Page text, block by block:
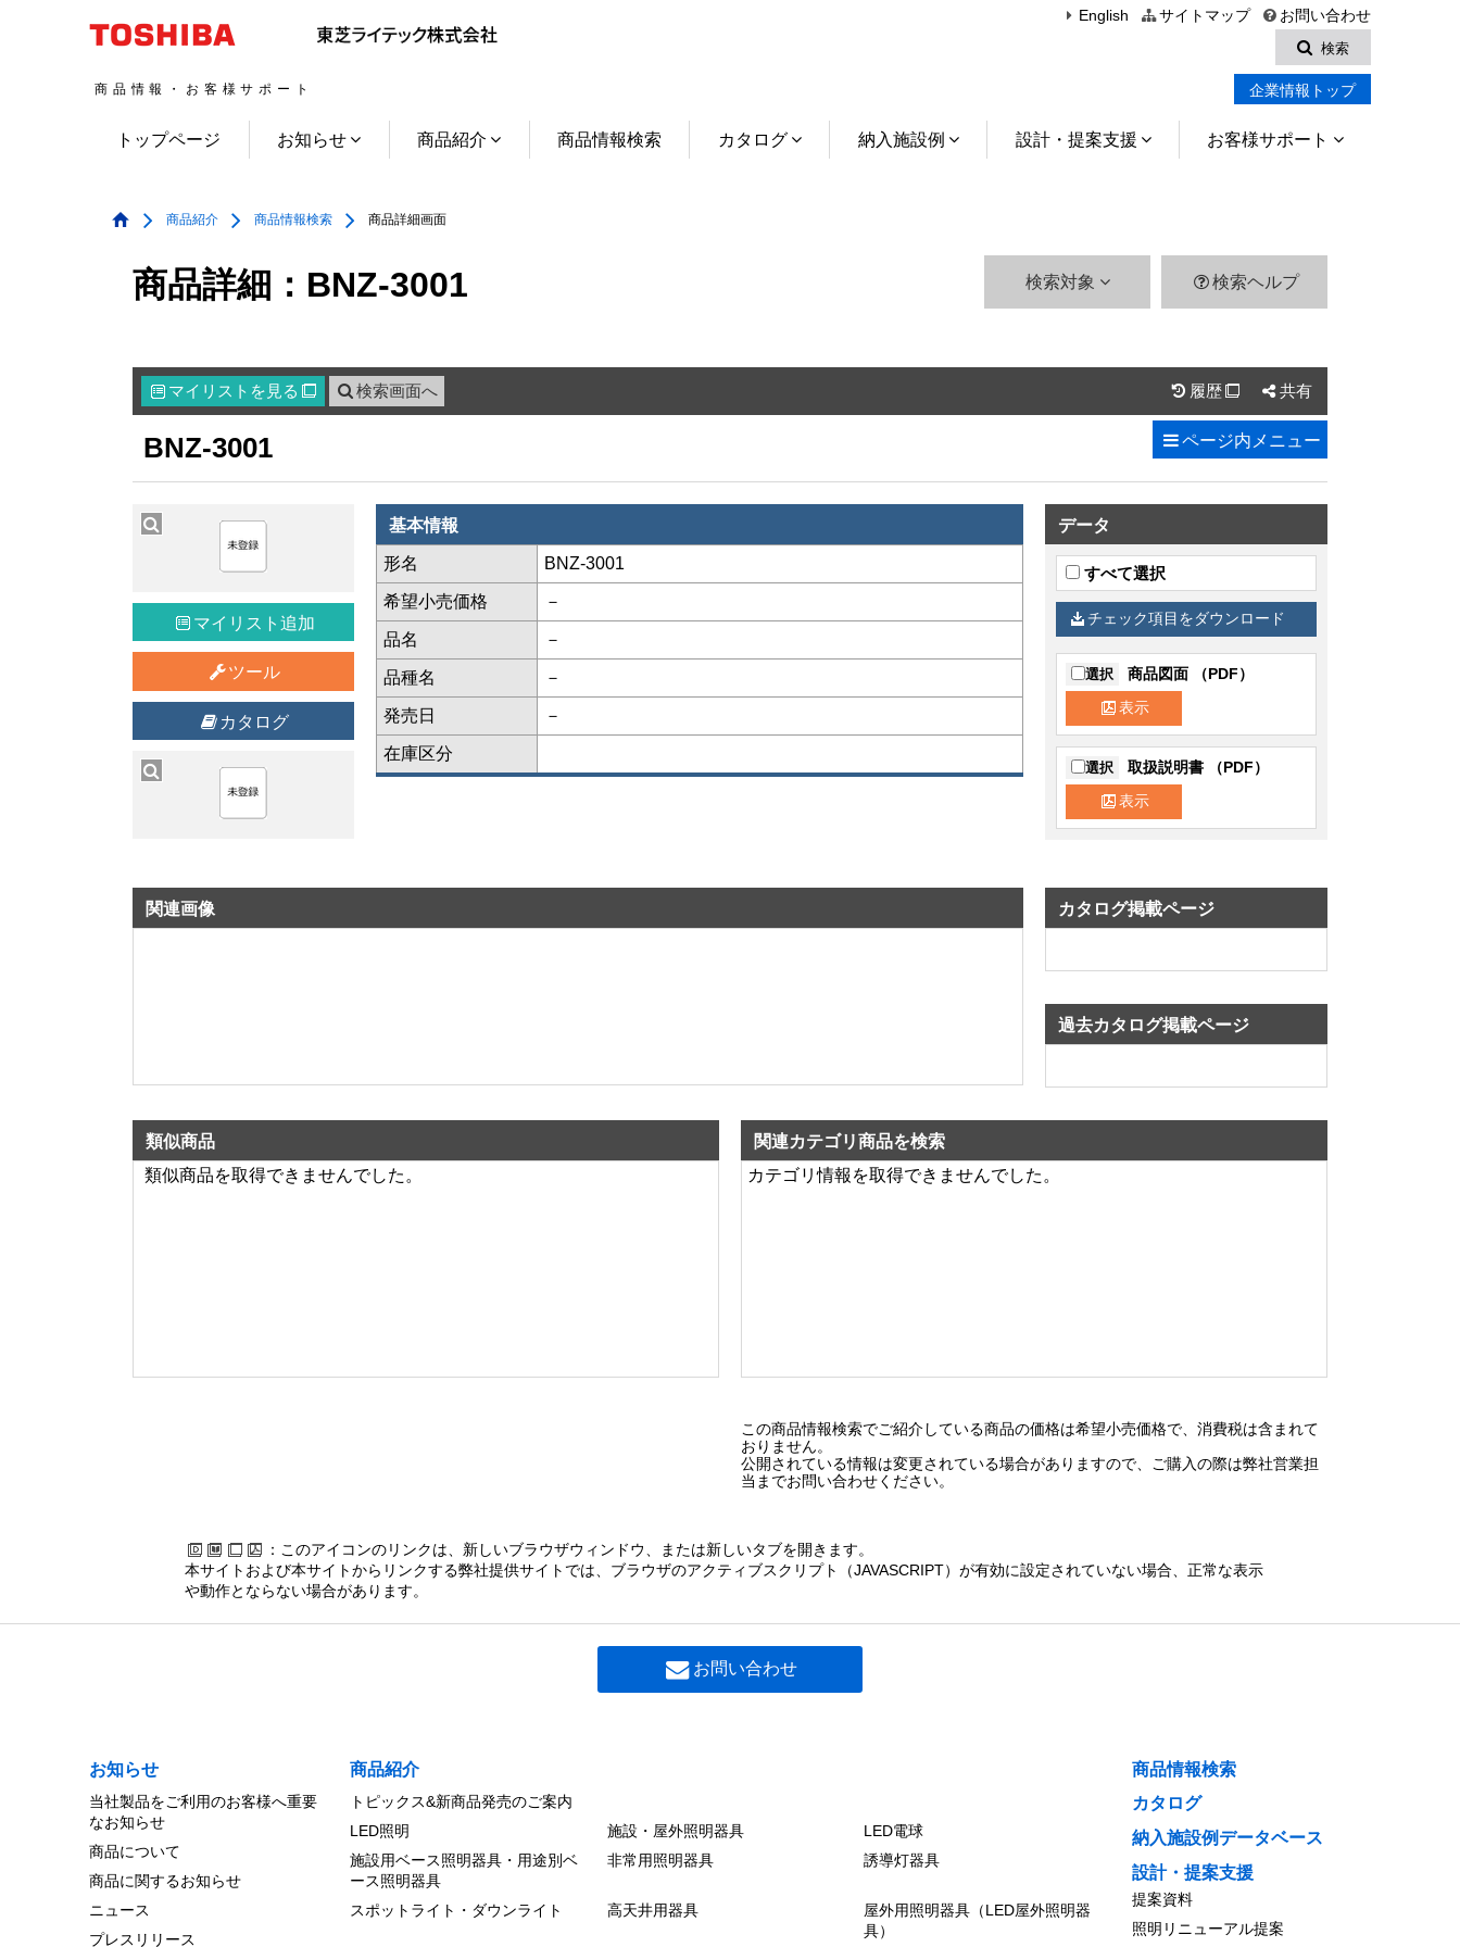
English サイトマップ
お問い合わせ
検索
商品情報・お客様サポート 企業情報トップ
トップページ お知らせ 商品紹介 商品情報検索 カタログ 納入施設例 設計・提案支援 お客様サポート
商品紹介 商品情報検索 商品詳細画面
商品詳細：BNZ-3001 検索対象 検索ヘルプ
マイリスト を見る  検索画面へ 履歴  共有
BNZ-3001 ページ内 メニュー
マイリスト追加
ツール
カタログ
基本情報
形名 BNZ-3001
希望小売価格 －
品名 －
品種名 －
発売日 －
在庫区分
データ
すべて選択
チェック項目をダウンロード
選択 商品図面 （PDF）
表示
選択 取扱説明書 （PDF）
表示
関連画像 カタログ掲載ページ
過去カタログ掲載ページ
類似商品
類似商品を取得できませんでした。
関連カテゴリ商品を検索
カテゴリ情報を取得できませんでした。
この商品情報検索でご紹介している商品の価格は希望小売価格で、消費税は含まれて
おりません。
公開されている情報は変更されている場合がありますので、ご購入の際は弊社営業担
当までお問い合わせください。
：このアイコンのリンクは、新しいブラウザウィンドウ、または新しいタブを開きます。
本サイトおよび本サイトからリンクする弊社提供サイトでは、ブラウザのアクティブスクリプト（JAVASCRIPT）が有効に設定されていない場合、正常な表示
や動作とならない場合があります。
お問い合わせ
お知らせ
当社製品をご利用のお客様へ重要
なお知らせ
商品について
商品に関するお知らせ
ニュース
プレスリリース
商品紹介
トピックス&新商品発売のご案内
LED照明
施設・屋外照明器具
LED電球
施設用ベース照明器具・用途別ベ
ース照明器具
非常用照明器具 誘導灯器具
スポットライト・ダウンライト 高天井用器具
屋外用照明器具（LED屋外照明器
具）
商品情報検索
カタログ
納入施設例データベース
設計・提案支援
提案資料
照明リニューアル提案